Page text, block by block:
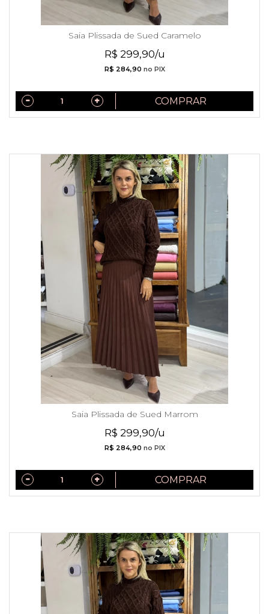
Saia Plissada de Sued Caramelo
R$ 299,90/u
R$ 284,90 no PIX
COMPRAR
Saia Plissada de Sued Marrom
R$ 299,90/u
R$ 284,90 no PIX
COMPRAR